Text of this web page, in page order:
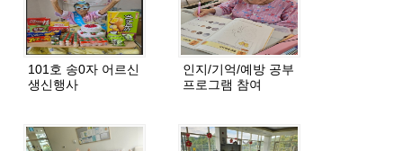
101호 송0자 어르신
생신행사
인지/기억/예방 공부
프로그램 참여